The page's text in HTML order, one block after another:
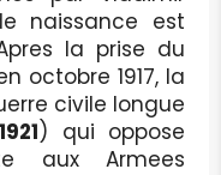
naissance est
la prise du
octobre 1917, la
civile longue
) qui oppose
aux Armees